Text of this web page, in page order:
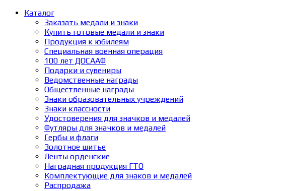
Каталог
Заказать медали и знаки
Купить готовые медали и знаки
Продукция к юбилеям
Специальная военная операция
100 лет ДОСААФ
Подарки и сувениры
Ведомственные награды
Общественные награды
Знаки образовательных учреждений
Знаки классности
Удостоверения для значков и медалей
Футляры для значков и медалей
Гербы и флаги
Золотное шитье
Ленты орденские
Наградная продукция ГТО
Комплектующие для знаков и медалей
Распродажа